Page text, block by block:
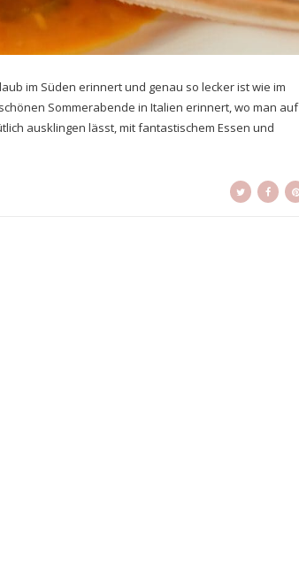
im Süden erinnert und genau so lecker ist wie im
Sommerabende in Italien erinnert, wo man auf
ausklingen lässt, mit fantastischem Essen und